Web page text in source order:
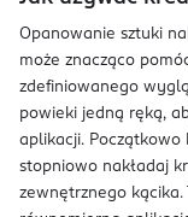
Opanowanie sztuki
może znacząco
zdefiniowanego
powieki jedną ręką,
aplikacji.
stopniowo nakładaj
zewnętrznego